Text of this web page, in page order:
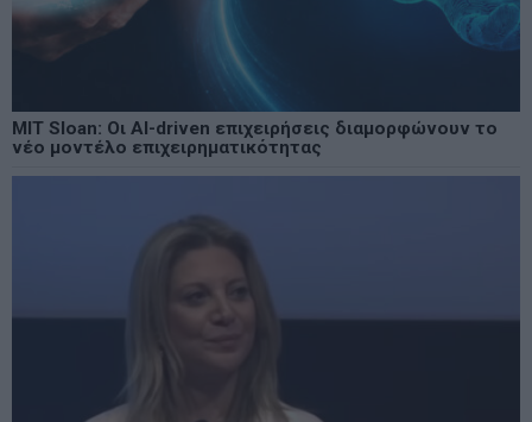
MIT Sloan: Οι AI-driven επιχειρήσεις διαμορφώνουν το
νέο μοντέλο επιχειρηματικότητας